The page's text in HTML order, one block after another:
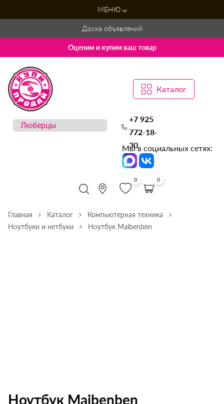
МЕНЮ
Доска объявлений
Оценим и купим ваш товар
Каталог
+7 925
772-18-
30
Мы в социальных сетях:
0 0
Главная Каталог
Компьютерная техника
Ноутбуки и нетбуки
Ноутбук Maibenben
Ноутбук Maibenben